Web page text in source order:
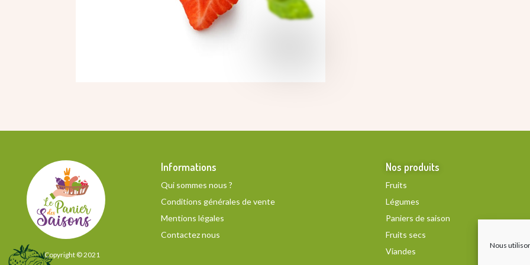
Nous
Copyright © 2021
Informations
Qui sommes nous ?
Conditions générales de vente
Mentions légales
Contactez nous
Nos produits
Fruits
Légumes
Paniers de saison
Fruits secs
Viandes